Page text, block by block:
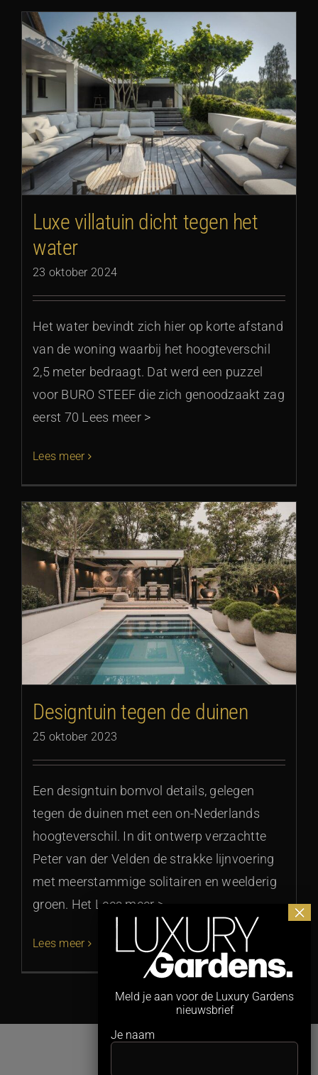
Luxe villatuin dicht tegen het
water
23 oktober 2024
Het water bevindt zich hier op korte afstand
van de woning waarbij het hoogteverschil
2,5 meter bedraagt. Dat werd een puzzel
voor BURO STEEF die zich genoodzaakt zag
eerst 70 Lees meer >
Lees meer
Designtuin tegen de duinen
25 oktober 2023
Een designtuin bomvol details, gelegen
tegen de duinen met een on-Nederlands
hoogteverschil. In dit ontwerp verzachtte
Peter van der Velden de strakke lijnvoering
met meerstammige solitairen en weelderig
groen. Het Lees meer >
Lees meer
Meld je aan voor de Luxury Gardens
nieuwsbrief
Je naam